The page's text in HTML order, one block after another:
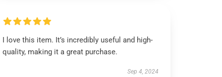
I love this item. It’s incredibly useful and high-
quality, making it a great purchase.
Sep 4, 2024